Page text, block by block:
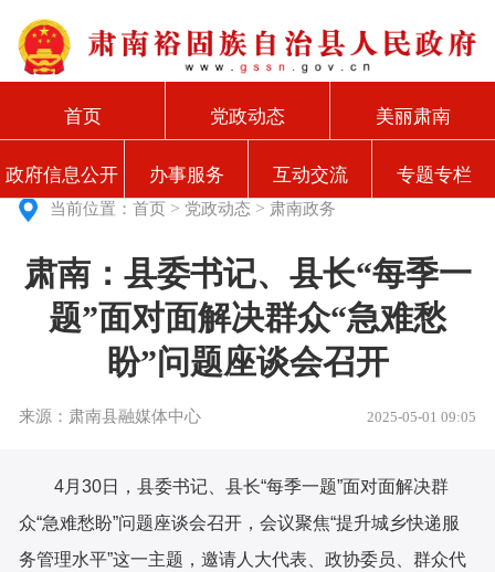
首页 党政动态 美丽肃南
政府信息公开 办事服务 互动交流 专题专栏
当前位置：首页 > 党政动态 > 肃南政务
肃南：县委书记、县长“每季一
题”面对面解决群众“急难愁
盼”问题座谈会召开
来源：肃南县融媒体中心 2025-05-01 09:05
4月30日，县委书记、县长“每季一题”面对面解决群
众“急难愁盼”问题座谈会召开，会议聚焦“提升城乡快递服
务管理水平”这一主题，邀请人大代表、政协委员、群众代